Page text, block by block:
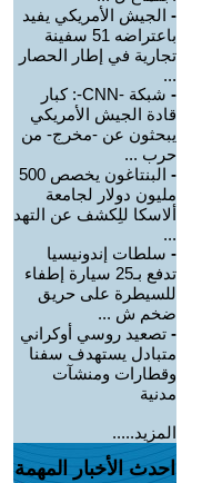
- الجيش الأمريكي يفيد
باعتراضه 51 سفينة
تجارية في إطار الحصار
...
-
شبكة -CNN-: كبار
قادة الجيش الأمريكي
يبحثون عن -مخرج- من
حرب ...
-
البنتاغون يخصص 500
مليون دولار لجامعة
ألاسكا للِكشف عن التهد
...
- سلطات إندونيسيا
تدفع بـ25 سيارة إطفاء
للسيطرة على حريق
ضخم ش ...
- تصعيد روسي أوكراني
متبادل يستهدف سفنا
وقطارات ومنشآت
مدنية
المزيد.....
احدث الأخبار المهمة